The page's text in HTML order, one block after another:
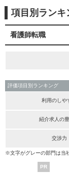
項目別ランキ
看護師転職
評価項目別ランキング
利用のしや
紹介求人の
交渉力
※文字がグレーの部門は当
PR